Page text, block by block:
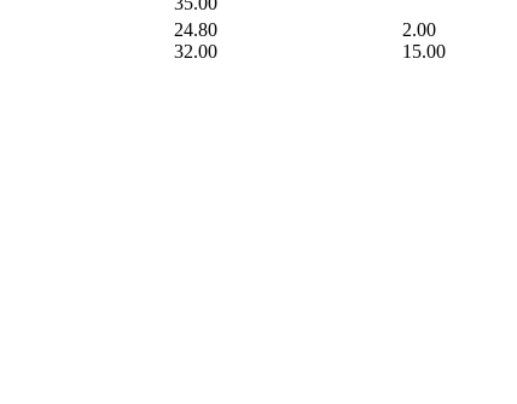
24.80
32.00
2.00
15.00